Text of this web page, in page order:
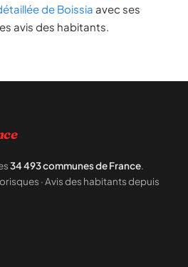
de Boissia avec ses
avis des habitants.
34 493 communes de France.
· Avis des habitants depuis